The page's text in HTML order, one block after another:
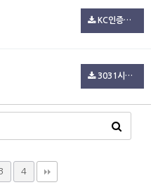
KC인증서 3.pdf(722.3K)
3031시험성적서.pdf(795.2K)
4